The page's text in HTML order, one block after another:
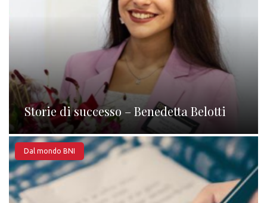
Storie di successo – Benedetta Belotti
Dal mondo BNI